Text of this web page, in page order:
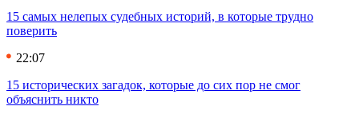
15 самых нелепых судебных историй, в которые трудно
поверить
22:07
15 исторических загадок, которые до сих пор не смог
объяснить никто